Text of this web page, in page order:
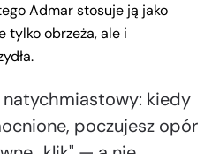
Admar stosuje ją jako
tylko obrzeża, ale i
kiedy
poczujesz opór